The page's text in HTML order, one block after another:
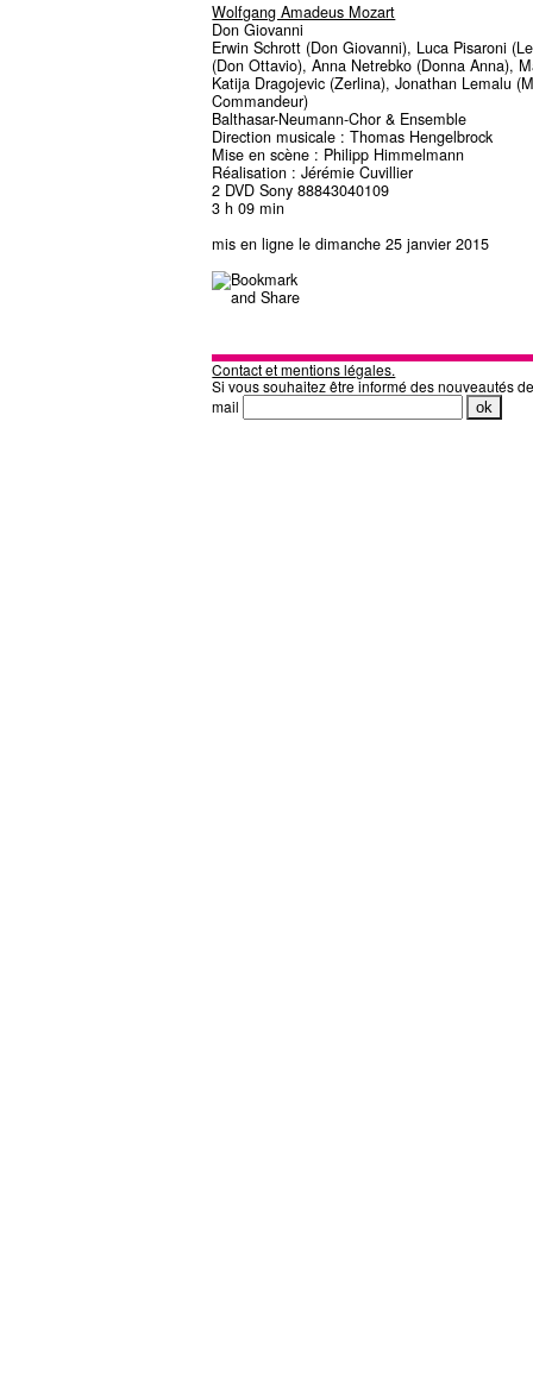
Wolfgang Amadeus Mozart
Don Giovanni
Erwin Schrott (Don Giovanni), Luca Pisaroni
(Don Ottavio), Anna Netrebko (Donna Anna),
Katija Dragojevic (Zerlina), Jonathan Lemalu
Commandeur)
Balthasar-Neumann-Chor & Ensemble
Direction musicale : Thomas Hengelbrock
Mise en scène : Philipp Himmelmann
Réalisation : Jérémie Cuvillier
2 DVD Sony 88843040109
3 h 09 min
mis en ligne le dimanche 25 janvier 2015
Contact et mentions légales.
Si vous souhaitez être informé des nouveautés
mail